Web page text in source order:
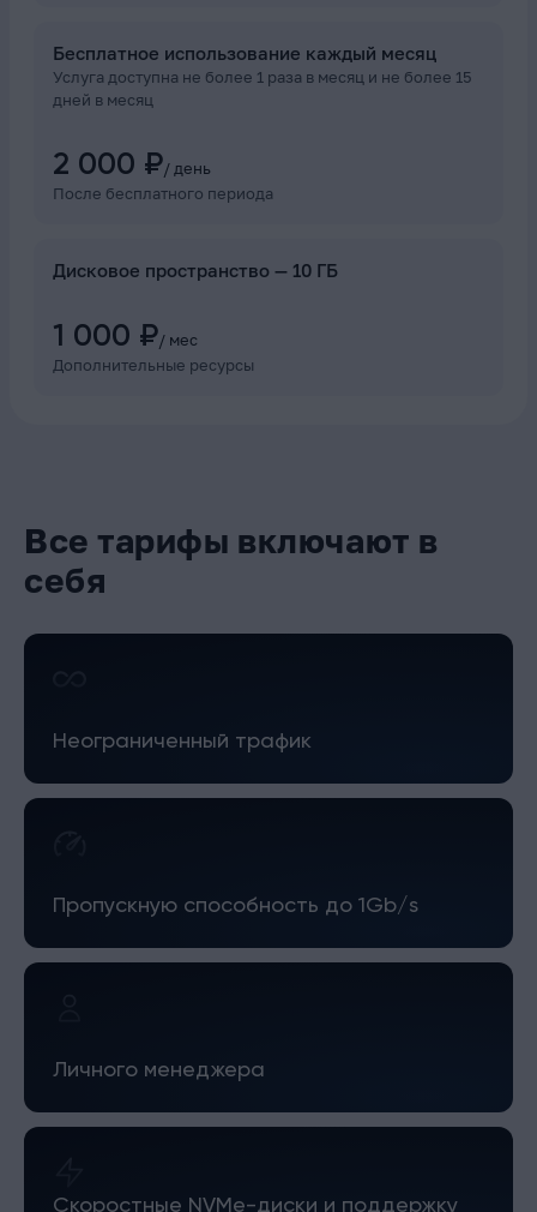
Бесплатное использование каждый месяц
Услуга доступна не более 1 раза в месяц и не более 15
дней в месяц
2 000 ₽/ день
После бесплатного периода
Дисковое пространство — 10 ГБ
1 000 ₽/ мес
Дополнительные ресурсы
Все тарифы включают в
себя
Неограниченный трафик
Пропускную способность до 1Gb/s
Личного менеджера
Скоростные NVMe-диски и поддержку